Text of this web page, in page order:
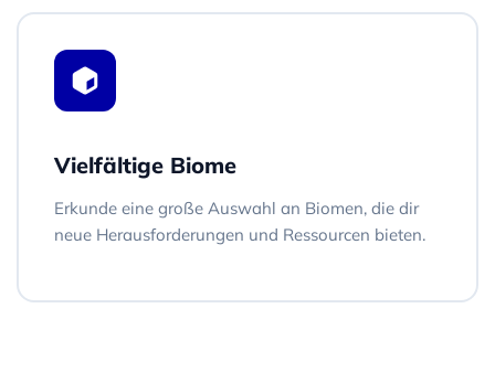
Vielfältige Biome
Erkunde eine große Auswahl an Biomen, die dir
neue Herausforderungen und Ressourcen bieten.